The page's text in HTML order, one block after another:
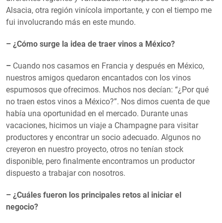
Alsacia, otra región vinícola importante, y con el tiempo me
fui involucrando más en este mundo.
– ¿Cómo surge la idea de traer vinos a México?
– Cuando nos casamos en Francia y después en México,
nuestros amigos quedaron encantados con los vinos
espumosos que ofrecimos. Muchos nos decían: “¿Por qué
no traen estos vinos a México?”. Nos dimos cuenta de que
había una oportunidad en el mercado. Durante unas
vacaciones, hicimos un viaje a Champagne para visitar
productores y encontrar un socio adecuado. Algunos no
creyeron en nuestro proyecto, otros no tenían stock
disponible, pero finalmente encontramos un productor
dispuesto a trabajar con nosotros.
– ¿Cuáles fueron los principales retos al iniciar el
negocio?